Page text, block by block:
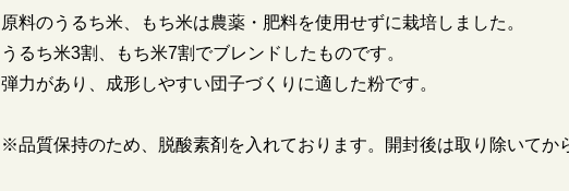
原料のうるち米、もち米は農薬・肥料を使用せずに栽培しました。
うるち米3割、もち米7割でブレンドしたものです。
弾力があり、成形しやすい団子づくりに適した粉です。
※品質保持のため、脱酸素剤を入れております。開封後は取り除いてか